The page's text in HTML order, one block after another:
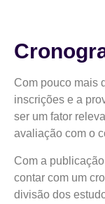
Com pouco mais
inscrições e a
ser um fator
avaliação com o
Com a
contar com um
divisão dos